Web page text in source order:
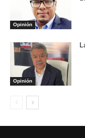
Opinión
Opinión